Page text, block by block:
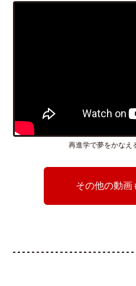
再進学で夢をかなえ
その他の動画